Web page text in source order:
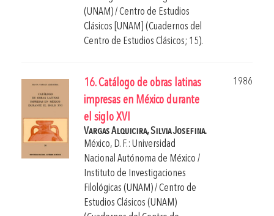
(UNAM) / Centro de Estudios
Clásicos [UNAM] (Cuadernos del
Centro de Estudios Clásicos; 15).
16. Catálogo de obras latinas
impresas en México durante
el siglo XVI
1986
Vargas Alquicira, Silvia Josefina.
México, D. F.: Universidad
Nacional Autónoma de México /
Instituto de Investigaciones
Filológicas (UNAM) / Centro de
Estudios Clásicos (UNAM)